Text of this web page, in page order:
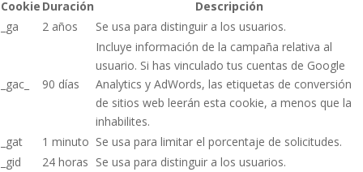
Cookie Duración
Descripción
_ga
2 años Se usa para distinguir a los usuarios.
_gac_ 90 días
Incluye información de la campaña relativa al
usuario. Si has vinculado tus cuentas de Google
Analytics y AdWords, las etiquetas de conversión
de sitios web leerán esta cookie, a menos que la
inhabilites.
_gat
1 minuto Se usa para limitar el porcentaje de solicitudes.
_gid
24 horas Se usa para distinguir a los usuarios.